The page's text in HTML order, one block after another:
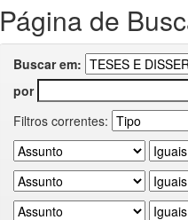
Página de
Buscar em:
por
Filtros correntes: